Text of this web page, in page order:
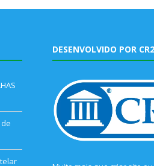
de
DESENVOLVIDO POR CR2